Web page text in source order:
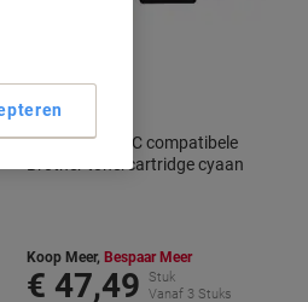
Viking TN-247C compatibele
Brother tonercartridge cyaan
Koop Meer, Bespaar Meer
€ 47,49
Stuk
Vanaf 3 Stuks